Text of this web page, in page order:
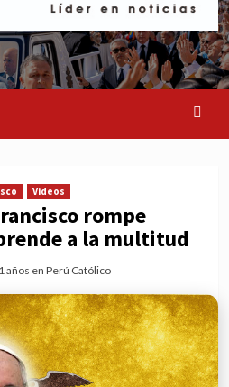
Videos
rompe
a la multitud
años en Perú Católico